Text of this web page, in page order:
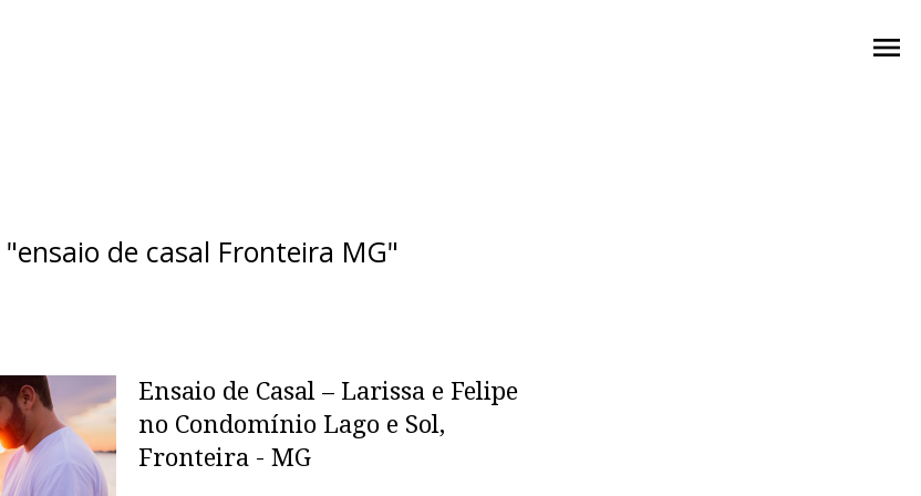
menu
"ensaio de casal Fronteira MG"
Ensaio de Casal – Larissa e Felipe
no Condomínio Lago e Sol,
Fronteira - MG